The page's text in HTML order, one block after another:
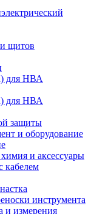
щитов
для НВА
для НВА
защиты
и оборудование
и аксессуары
кабелем
инструмента
и измерения